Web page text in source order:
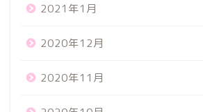
2021年1月
2020年12月
2020年11月